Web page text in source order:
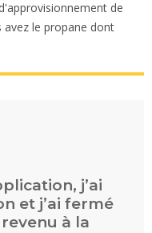
de
avez le propane dont
Service
paiement en
»